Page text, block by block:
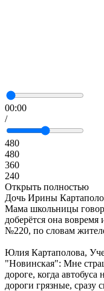
00:00
/
480
480
360
240
Открыть полностью
Дочь Ирины
Мама школьницы
доберётся она
№220, по словам
Юлия Картаполова,
"Новинская": Мне
дороге, когда
дороги грязные, сразу